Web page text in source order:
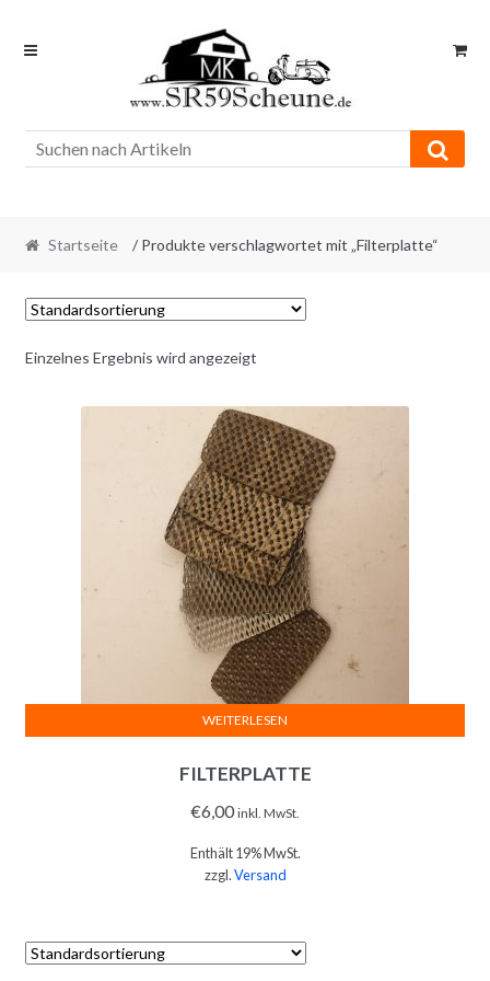
Skip
Skip
Startseite / Produkte verschlagwortet mit „Filterplatte“
Einzelnes Ergebnis wird angezeigt
FILTERPLATTE
€6,00 inkl. MwSt.
Enthält 19% MwSt.
zzgl.Versand
WEITERLESEN